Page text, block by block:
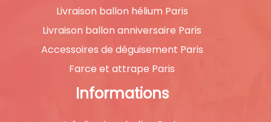
Livraison ballon hélium Paris
Livraison ballon anniversaire Paris
Accessoires de déguisement Paris
Farce et attrape Paris
Informations